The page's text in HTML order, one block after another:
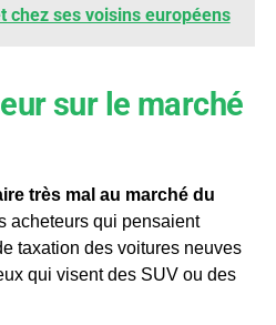
chez ses voisins européens
sur le marché
très mal au marché du
acheteurs qui pensaient
taxation des voitures neuves
qui visent des SUV ou des